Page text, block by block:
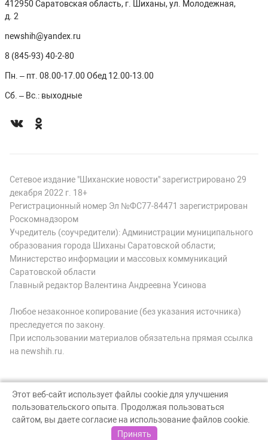
412950 Саратовская область, г. Шиханы, ул. Молодежная,
д. 2
newshih@yandex.ru
8 (845-93) 40-2-80
Пн. – пт. 08.00-17.00 Обед 12.00-13.00
Сб. – Вс.: выходные
Сетевое издание "Шиханские новости" зарегистрировано 29
декабря 2022 г. 18+
Регистрационный номер Эл №ФС77-84471 зарегистрирован
Роскомнадзором
Учредитель (соучредители): Администрации муниципального
образования города Шиханы Саратовской области;
Министерство информации и массовых коммуникаций
Саратовской области
Главный редактор Валентина Андреевна Усинова
Любое незаконное копирование (без указания источника)
преследуется по закону.
При использовании материалов обязательна прямая ссылка
на newshih.ru.
© Шиханские новости, 2026
Создание сайта — nopreset
Этот веб-сайт использует файлы cookie для улучшения
пользовательского опыта. Продолжая пользоваться
сайтом, вы даете согласие на использование файлов cookie.
Принять